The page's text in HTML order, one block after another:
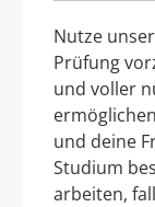
Nutze
Prüfung
und voller
und deine
Studium
arbeiten,